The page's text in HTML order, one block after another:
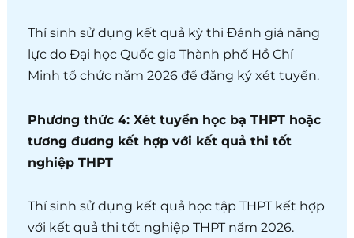
Thí sinh sử dụng kết quả kỳ thi Đánh giá năng
lực do Đại học Quốc gia Thành phố Hồ Chí
Minh tổ chức năm 2026 để đăng ký xét tuyển.
Phương thức 4: Xét tuyển học bạ THPT hoặc
tương đương kết hợp với kết quả thi tốt
nghiệp THPT
Thí sinh sử dụng kết quả học tập THPT kết hợp
với kết quả thi tốt nghiệp THPT năm 2026.